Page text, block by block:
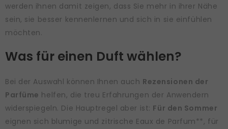
werden ihnen damit zeigen, dass Sie mehr in ihrer Nähe
sein, sie besser kennenlernen und sich in sie einfühlen
möchten.
Was für einen Duft wählen?
Bei der Auswahl können Ihnen auch Rezensionen der
Parfüme helfen, die treu Erfahrungen der Anwendern
widerspiegeln. Die Hauptregel aber ist: Für den Sommer
eignen sich blumige und zitrische Eaux de Parfum**, für